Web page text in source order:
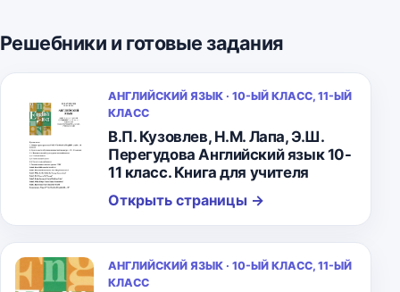
Решебники и готовые задания
АНГЛИЙСКИЙ ЯЗЫК · 10-ЫЙ КЛАСС, 11-ЫЙ
КЛАСС
В.П. Кузовлев, Н.М. Лапа, Э.Ш.
Перегудова Английский язык 10-
11 класс. Книга для учителя
Открыть страницы →
АНГЛИЙСКИЙ ЯЗЫК · 10-ЫЙ КЛАСС, 11-ЫЙ
КЛАСС